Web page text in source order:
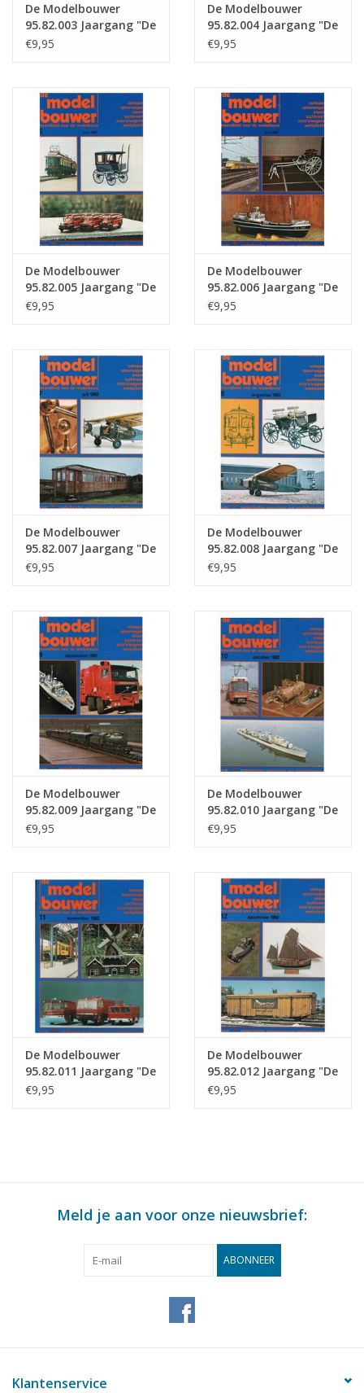
De Modelbouwer
95.82.003 Jaargang "De
Modelbouwer" Editie :
€9,95
De Modelbouwer
95.82.004 Jaargang "De
Modelbouwer" Editie :
€9,95
De Modelbouwer
95.82.005 Jaargang "De
Modelbouwer" Editie :
€9,95
De Modelbouwer
95.82.006 Jaargang "De
Modelbouwer" Editie :
€9,95
De Modelbouwer
95.82.007 Jaargang "De
Modelbouwer" Editie :
€9,95
De Modelbouwer
95.82.008 Jaargang "De
Modelbouwer" Editie :
€9,95
De Modelbouwer
95.82.009 Jaargang "De
Modelbouwer" Editie :
€9,95
De Modelbouwer
95.82.010 Jaargang "De
Modelbouwer" Editie :
€9,95
De Modelbouwer
95.82.011 Jaargang "De
Modelbouwer" Editie :
€9,95
De Modelbouwer
95.82.012 Jaargang "De
Modelbouwer" Editie :
€9,95
Meld je aan voor onze nieuwsbrief:
ABONNEER
Klantenservice